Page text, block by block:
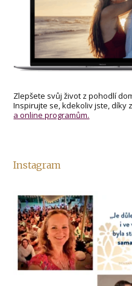
Zlepšete svůj život z pohodlí
Inspirujte se, kdekoliv jste, díky
a online programům.
Instagram